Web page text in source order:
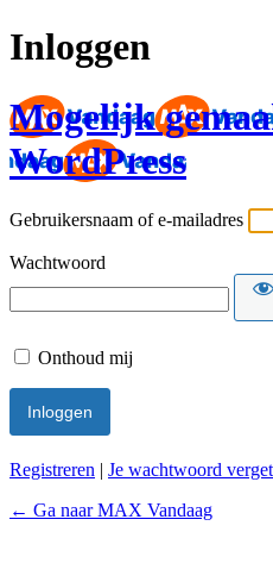
Inloggen
Mogelijk
WordPress
Gebruikersnaam of e-mailadres
Wachtwoord
Onthoud mij
Registreren | Je wachtwoord
← Ga naar MAX Vandaag